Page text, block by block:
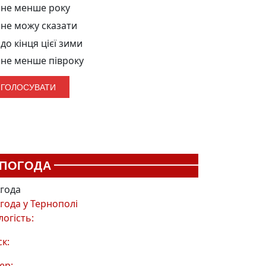
не менше року
не можу сказати
до кінця цієї зими
не менше півроку
ПОГОДА
уТернополі